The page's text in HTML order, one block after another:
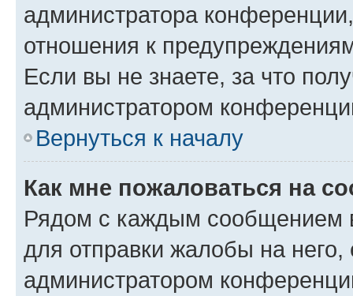
администратора
отношения к
Если вы не знаете, за что
администратором
Вернуться к началу
Как мне пожаловаться на
Рядом с каждым сообщением
для отправки жалобы на
администратором